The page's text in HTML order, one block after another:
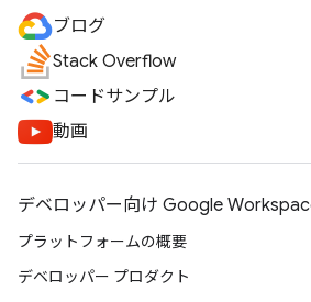
ブログ
Stack Overflow
コードサンプル
動画
デベロッパー向け Google
プラットフォームの概要
デベロッパー プロダクト